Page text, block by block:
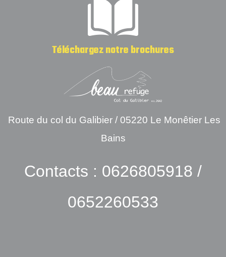
Téléchargez notre brochures
Route du col du Galibier / 05220 Le Monêtier Les
Bains
Contacts : 0626805918 /
0652260533